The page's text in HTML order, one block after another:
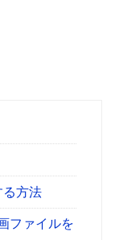
る方法
ファイルを